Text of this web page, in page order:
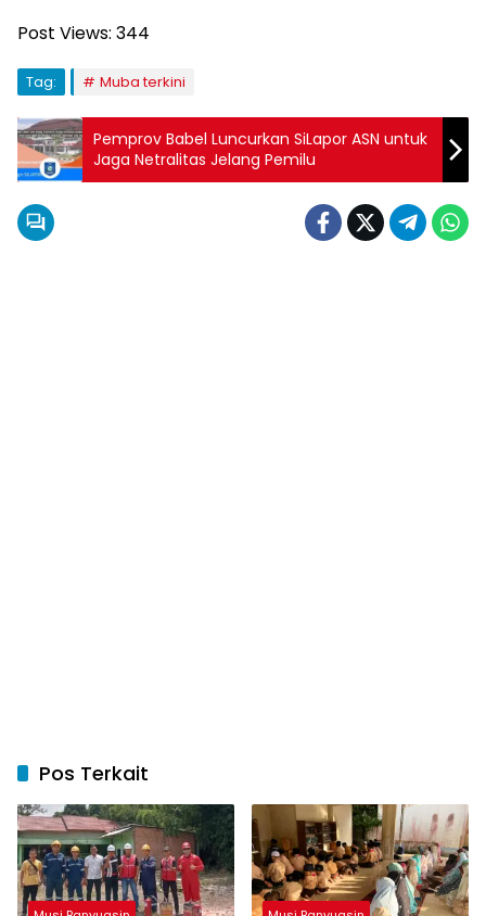
Post Views: 344
Tag: Muba terkini
Pemprov Babel Luncurkan SiLapor ASN untuk
Jaga Netralitas Jelang Pemilu
Pos Terkait